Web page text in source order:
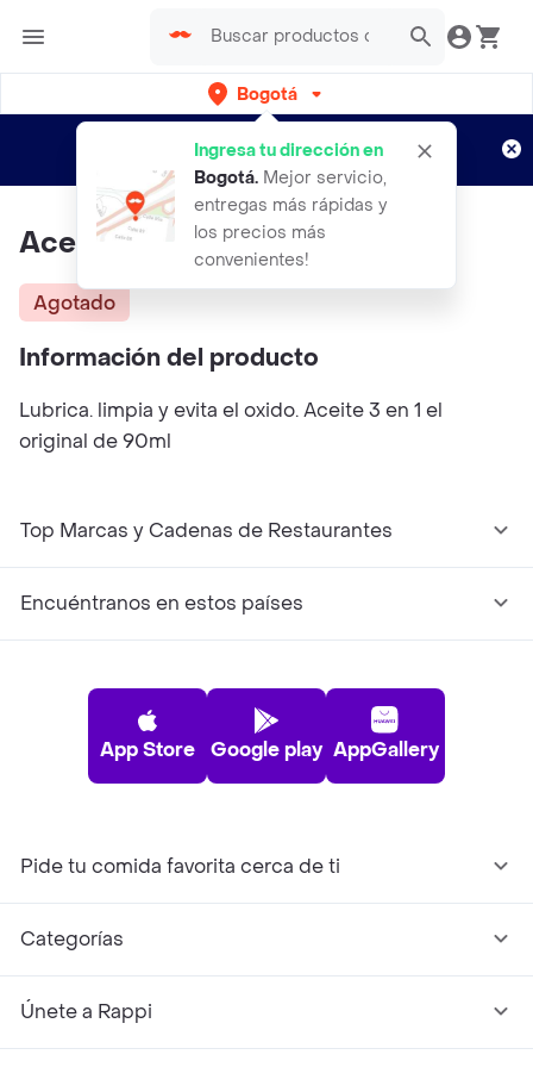
Bogotá
Ingresa tu dirección en
Bogotá. Mejor servicio,
entregas más rápidas y
los precios más
convenientes!
envíos gratis por semanas
Aplican TyC
Aceite 3 En 1 Gotero 90 Ml
Agotado
Información del producto
Lubrica. limpia y evita el oxido. Aceite 3 en 1 el
original de 90ml
Top Marcas y Cadenas de Restaurantes
Encuéntranos en estos países
App Store Google play AppGallery
Pide tu comida favorita cerca de ti
Categorías
Únete a Rappi